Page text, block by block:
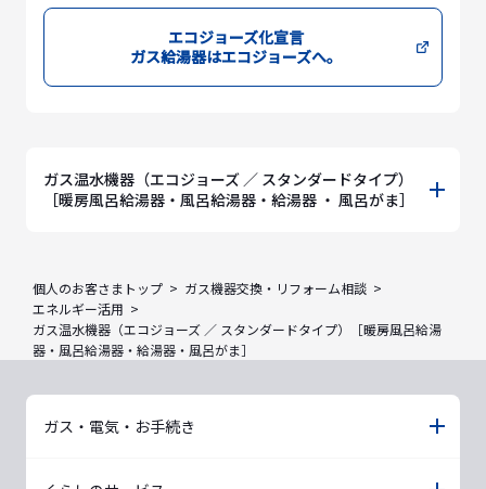
エコジョーズ化宣言
ガス給湯器はエコジョーズへ。
ガス温水機器（エコジョーズ ／ スタンダードタイプ）
［暖房風呂給湯器・風呂給湯器・給湯器 ・ 風呂がま］
個人のお客さまトップ
ガス機器交換・リフォーム相談
エネルギー活用
ガス温水機器（エコジョーズ ／ スタンダードタイプ）［暖房風呂給湯
器・風呂給湯器・給湯器・風呂がま］
ガス・電気・お手続き